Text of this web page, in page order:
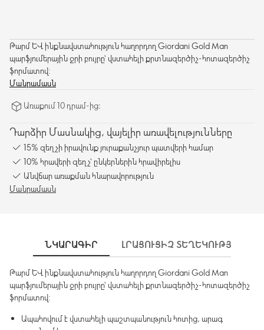
Թարմ և ինքնավստահություն հաղորդող Giordani Gold Man
պարֆյումերային ջրի բույրը՝ վստահելի քրտնազերծիչ-հոտազերծիչ
ֆորմատով:
Մանրամասն
Առաքում 10 դրամ-ից։
Դարձիր Մասնակից, վայելիր առավելությունները
15% զեղչի իրավունք յուրաքանչյուր պատվերի համար
10% հրավերի զեղչ՝ ընկերներին հրավիրելիս
Անվճար առաքման հնարավորություն
Մանրամասն
ՆԿԱՐԱԳԻՐ ԼՐԱՑՈՒՑԻՉ
Թարմ և ինքնավստահություն հաղորդող Giordani Gold Man
պարֆյումերային ջրի բույրը՝ վստահելի քրտնազերծիչ-հոտազերծիչ
ֆորմատով:
Ապահովում է վստահելի պաշտպանություն հոտից, արագ